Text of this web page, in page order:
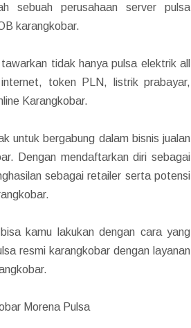
sebuah perusahaan server pulsa
karangkobar.
tidak hanya pulsa elektrik all
token PLN, listrik prabayar,
Karangkobar.
untuk bergabung dalam bisnis jualan
Dengan mendaftarkan diri sebagai
sebagai retailer serta potensi
kamu lakukan dengan cara yang
resmi karangkobar dengan layanan
Morena Pulsa